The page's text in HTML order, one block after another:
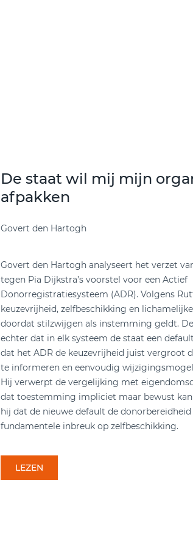
De staat wil mij mijn
afpakken
Govert den Hartogh
Govert den Hartogh analyseert het verzet
tegen Pia Dijkstra’s voorstel voor een Actief
Donorregistratiesysteem (ADR). Volgens
keuzevrijheid, zelfbeschikking en
doordat stilzwijgen als instemming geldt.
echter dat in elk systeem de staat een
dat het ADR de keuzevrijheid juist vergroot
te informeren en eenvoudig
Hij verwerpt de vergelijking met
dat toestemming impliciet maar bewust
hij dat de nieuwe default de
fundamentele inbreuk op zelfbeschikking.
LEZEN